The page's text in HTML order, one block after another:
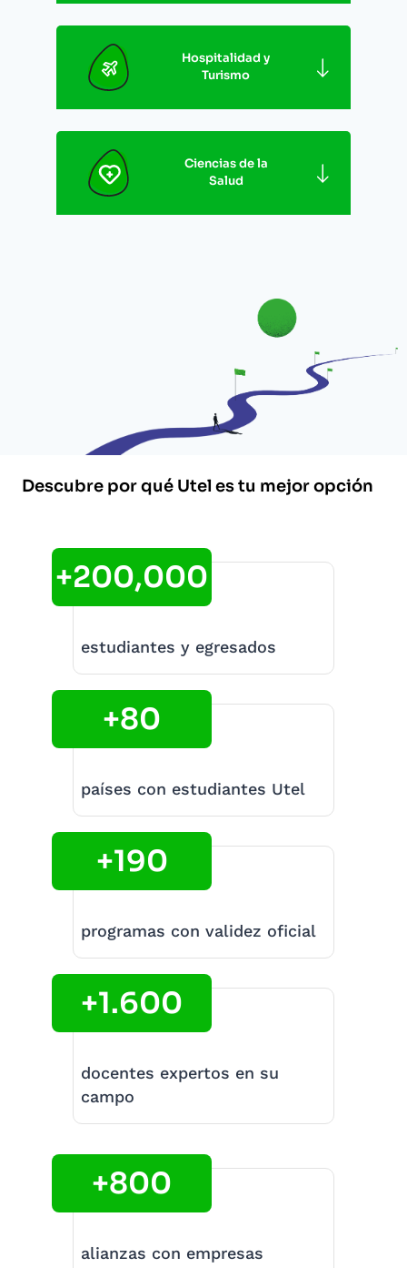
Hospitalidad y
Turismo
Ciencias de la
Salud
Descubre por qué Utel es tu mejor opción
+200,000
estudiantes y egresados
+80
países con estudiantes Utel
+190
programas con validez oficial
+1.600
docentes expertos en su
campo
+800
alianzas con empresas